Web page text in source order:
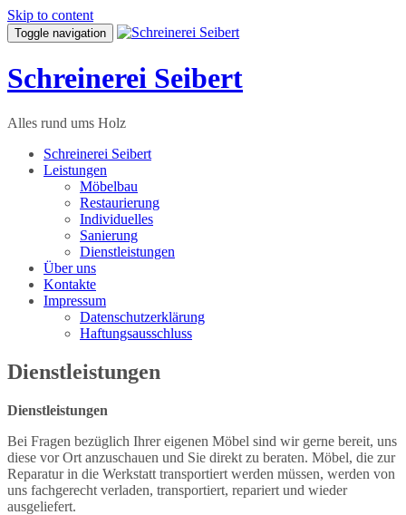
Skip to content
Toggle navigation
Schreinerei Seibert
Alles rund ums Holz
Schreinerei Seibert
Leistungen
Möbelbau
Restaurierung
Individuelles
Sanierung
Dienstleistungen
Über uns
Kontakte
Impressum
Datenschutzerklärung
Haftungsausschluss
Dienstleistungen
Dienstleistungen
Bei Fragen bezüglich Ihrer eigenen Möbel sind wir gerne bereit, uns
diese vor Ort anzuschauen und Sie direkt zu beraten. Möbel, die zur
Reparatur in die Werkstatt transportiert werden müssen, werden von
uns fachgerecht verladen, transportiert, repariert und wieder
ausgeliefert.